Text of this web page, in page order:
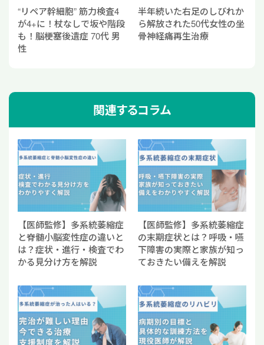
“リペア幹細胞” 筋力検査4
が4+に！杖なしで坂や階段
も！脳梗塞後遺症 70代 男
性
半年続いた右足のしびれか
ら解放された50代女性の坐
骨神経痛再生治療
関連するコラム
【医師監修】多系統萎縮症
と脊髄小脳変性症の違いと
は？症状・進行・検査でわ
かる見分け方を解説
【医師監修】多系統萎縮症
の末期症状とは？呼吸・嚥
下障害の実際と家族が知っ
ておきたい備えを解説